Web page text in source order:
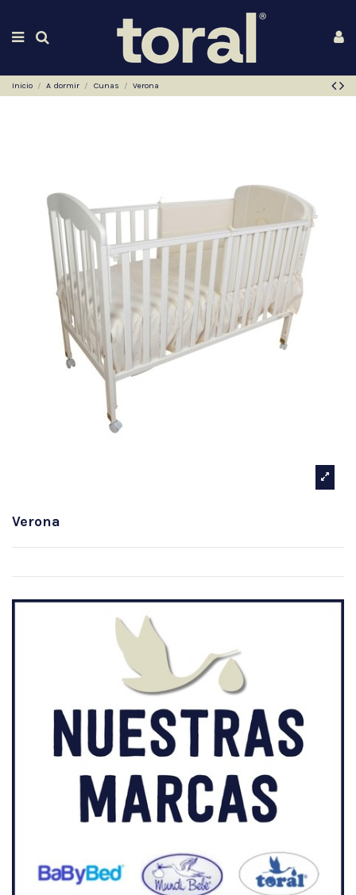
Inicio A dormir Cunas Verona
Verona